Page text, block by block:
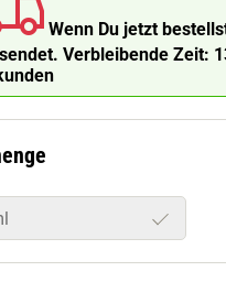
Wenn Du jetzt
Verbleibende Zeit: